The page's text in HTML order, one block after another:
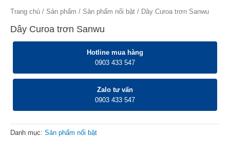
Trang chủ / Sản phẩm / Sản phẩm nổi bật / Dây Curoa trơn Sanwu
Dây Curoa trơn Sanwu
Hotline mua hàng
0903 433 547
Zalo tư vấn
0903 433 547
Danh mục: Sản phẩm nổi bật